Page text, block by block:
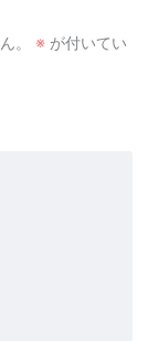
。 ※ が付いてい